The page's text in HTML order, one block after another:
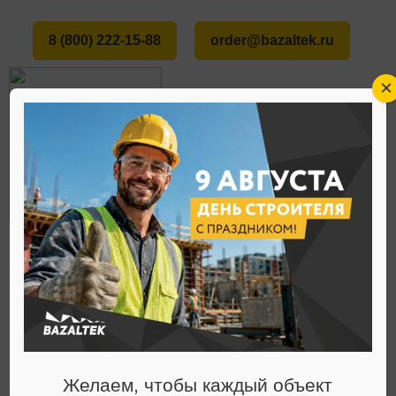
8 (800) 222-15-88 order@bazaltek.ru
ГЛАВНАЯ О НАС
СТАТЬИ
ЧТО ТАКОЕ БАЗАЛЬТОВОЕ ВОЛОКНО?
Статьи
Желаем, чтобы каждый объект
×